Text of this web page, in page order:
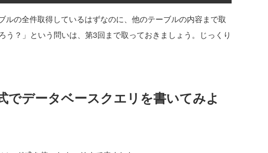
ルの全件取得しているはずなのに、他のテーブルの内容まで取
う？」という問いは、第3回まで取っておきましょう。じっくり
でデータベースクエリを書いてみよ